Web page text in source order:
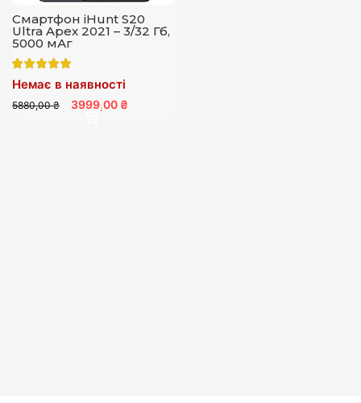
Смартфон iHunt S20
Ultra Apex 2021 – 3/32 Гб,
5000 мАг
Немає в наявності
5880,00 ₴ 3999,00 ₴